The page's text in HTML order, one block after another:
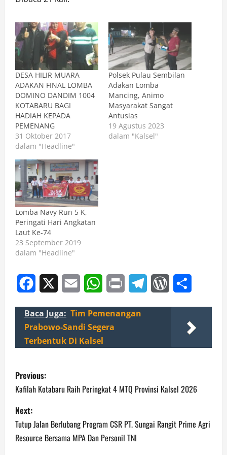
DESA HILIR MUARA
ADAKAN FINAL LOMBA
DOMINO DANDIM 1004
KOTABARU BAGI
HADIAH KEPADA
PEMENANG
31 Oktober 2017
dalam "Headline"
Polsek Pulau Sembilan
Adakan Lomba
Mancing, Animo
Masyarakat Sangat
Antusias
19 Agustus 2023
dalam "Kalsel"
Lomba Navy Run 5 K,
Peringati Hari Angkatan
Laut Ke-74
23 September 2019
dalam "Headline"
Facebook Email WhatsApp
Print TelegramWordPress
Baca Juga: Tim Pemenangan
Prabowo-Sandi Segera
Terbentuk Di Kalsel
P
o
s
t
Previous:
Kafilah Kotabaru Raih Peringkat 4 MTQ Provinsi Kalsel 2026
Next:
Tutup Jalan Berlubang Program CSR PT. Sungai Rangit Prime Agri
Resource Bersama MPA Dan Personil TNI